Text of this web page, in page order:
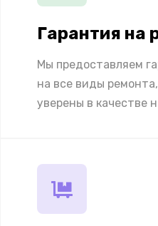
Гарантия на
Мы предоставляем
на все виды
уверены в качестве